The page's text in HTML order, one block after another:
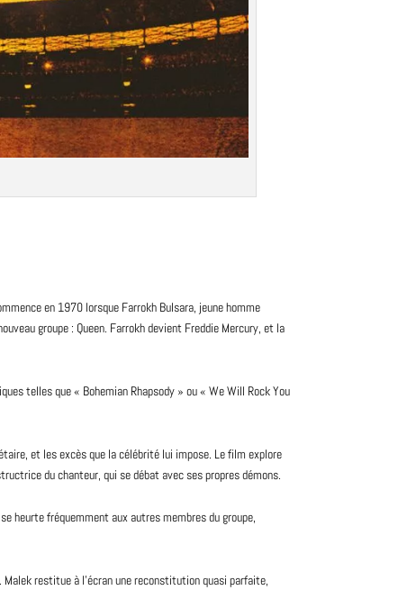
en 1970 lorsque Farrokh Bulsara, jeune homme
groupe : Queen. Farrokh devient Freddie Mercury, et la
telles que « Bohemian Rhapsody » ou « We Will Rock You
et les excès que la célébrité lui impose. Le film explore
du chanteur, qui se débat avec ses propres démons.
heurte fréquemment aux autres membres du groupe,
restitue à l’écran une reconstitution quasi parfaite,